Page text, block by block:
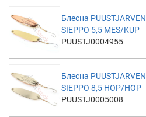
Блесна PUUSTJARVEN
SIEPPO 5,5 MES/KUP
PUUSTJ0004955
Блесна PUUSTJARVEN
SIEPPO 8,5 HOP/HOP
PUUSTJ0005008